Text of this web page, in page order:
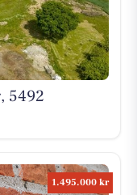
5492
1.495.000 kr